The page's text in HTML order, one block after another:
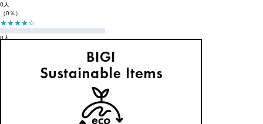
0人
（0％）
★★★★☆
0人